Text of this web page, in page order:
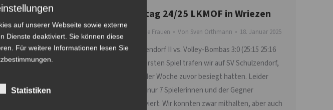
3.Spieltag 24/25 LKMOF in Wriezen
Landesklasse Frauen Von Sven Orthmann 18. Januar 2025
SV Schulzendorf II vs. Volley-Bombas 3:0 (25:15 25:16
25:18) Im ersten Spiel trafen wir auf SV Schulzendorf,
die wir in der Woche zuvor besiegt hatten. Leider
waren wir nur 7 Spielerinnen und der Gegner
hochmotiviert. Wir konnten zwar mithalten, aber auch
(8 Punkte) und
wir den ersten Satz.
einen
wir leider nicht mehr
auf unserer Webseite sowie externe
Dienste deaktiviert. Sie können diese
Für weitere Informationen lesen Sie
Statistiken